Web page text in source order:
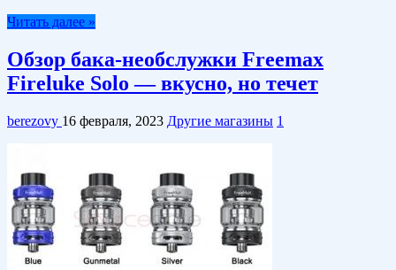
Читать далее »
Обзор бака-необслужки Freemax
Fireluke Solo — вкусно, но течет
berezovy 16 февраля, 2023 Другие магазины 1